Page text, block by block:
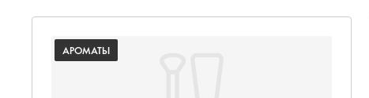
АРОМАТЫ